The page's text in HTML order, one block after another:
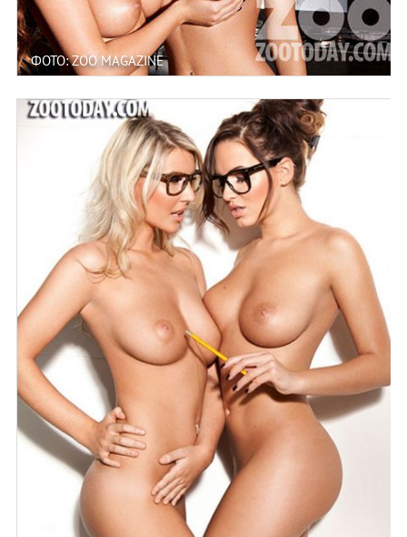
ФОТО: ZOO MAGAZINE